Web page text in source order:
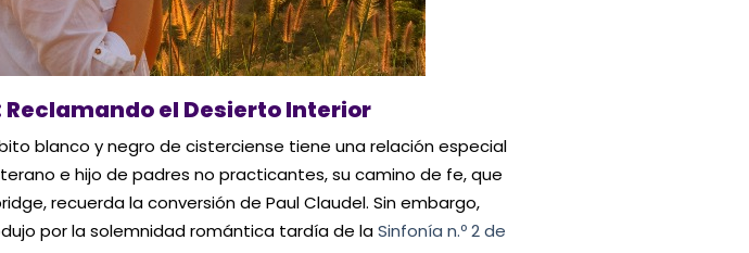
Reclamando el Desierto Interior
blanco y negro de cisterciense tiene una relación especial
e hijo de padres no practicantes, su camino de fe, que
recuerda la conversión de Paul Claudel. Sin embargo,
por la solemnidad romántica tardía de laSinfonía n.º 2 de